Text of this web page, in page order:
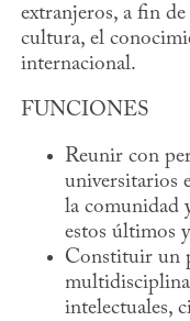
extranjeros, a fin
cultura, el
internacional.
FUNCIONES
Reunir con
universitarios
la comunidad
estos últimos
Constituir un
intelectuales,